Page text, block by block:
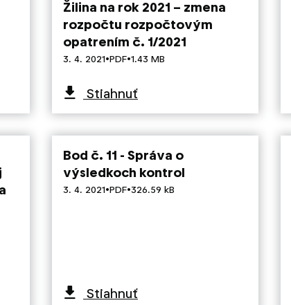
Žilina na rok 2021 – zmena
rozpočtu rozpočtovým
opatrením č. 1/2021
3. 4. 2021·PDF·1.43 MB
Stiahnuť
Bod č. 11 - Správa o
výsledkoch kontrol
3. 4. 2021·PDF·326.59 kB
Stiahnuť